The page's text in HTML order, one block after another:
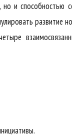
и способностью
развитие